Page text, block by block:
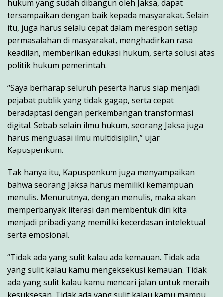
hukum yang sudah dibangun oleh Jaksa, dapat
tersampaikan dengan baik kepada masyarakat. Selain
itu, juga harus selalu cepat dalam merespon setiap
permasalahan di masyarakat, menghadirkan rasa
keadilan, memberikan edukasi hukum, serta solusi atas
politik hukum pemerintah.
“Saya berharap seluruh peserta harus siap menjadi
pejabat publik yang tidak gagap, serta cepat
beradaptasi dengan perkembangan transformasi
digital. Sebab selain ilmu hukum, seorang Jaksa juga
harus menguasai ilmu multidisiplin,” ujar
Kapuspenkum.
Tak hanya itu, Kapuspenkum juga menyampaikan
bahwa seorang Jaksa harus memiliki kemampuan
menulis. Menurutnya, dengan menulis, maka akan
memperbanyak literasi dan membentuk diri kita
menjadi pribadi yang memiliki kecerdasan intelektual
serta emosional.
“Tidak ada yang sulit kalau ada kemauan. Tidak ada
yang sulit kalau kamu mengeksekusi kemauan. Tidak
ada yang sulit kalau kamu mencari jalan untuk meraih
kesuksesan. Tidak ada yang sulit kalau kamu mampu